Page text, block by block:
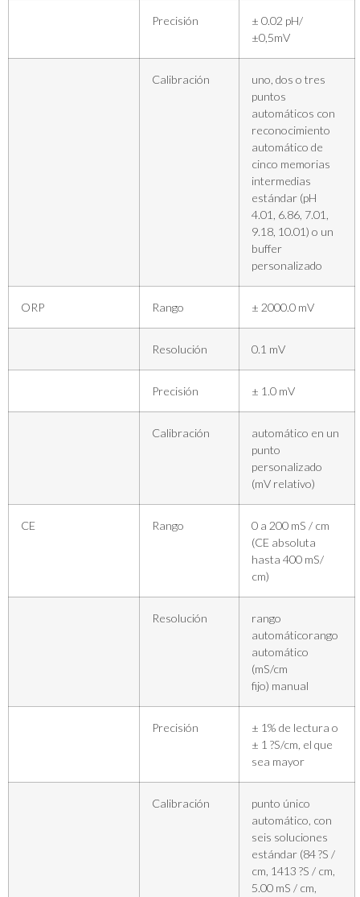
Precisión
± 0.02 pH/
±0,5mV
Calibración
uno, dos o tres
puntos
automáticos con
reconocimiento
automático de
cinco memorias
intermedias
estándar (pH
4.01, 6.86, 7.01,
9.18, 10.01) o un
buffer
personalizado
ORP Rango ± 2000.0 mV
Resolución 0.1 mV
Precisión ± 1.0 mV
Calibración
automático en un
punto
personalizado
(mV relativo)
CE Rango
0 a 200 mS / cm
(CE absoluta
hasta 400 mS/
cm)
Resolución
rango
automáticorango
automático
(mS/cm
fijo) manual
Precisión
± 1% de lectura o
± 1 ?S/cm, el que
sea mayor
Calibración
punto único
automático, con
seis soluciones
estándar (84 ?S /
cm, 1413 ?S / cm,
5.00 mS / cm,